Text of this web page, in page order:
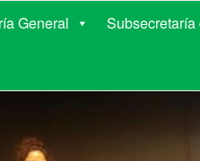
General